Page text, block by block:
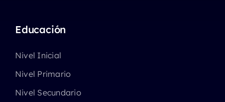
Educación
Nivel Inicial
Nivel Primario
Nivel Secundario